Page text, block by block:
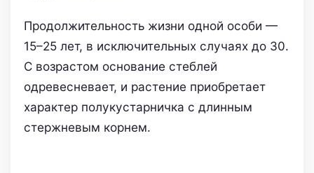
Продолжительность жизни одной особи —
15–25 лет, в исключительных случаях до 30.
С возрастом основание стеблей
одревесневает, и растение приобретает
характер полукустарничка с длинным
стержневым корнем.